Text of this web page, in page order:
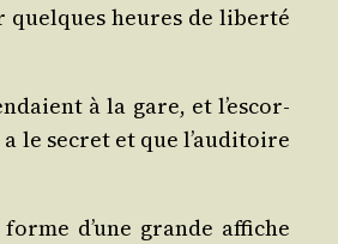
quelques heures de liber­té
à la gare, et l’es­cor­
le secret et que l’au­di­toire
d’une grande affiche